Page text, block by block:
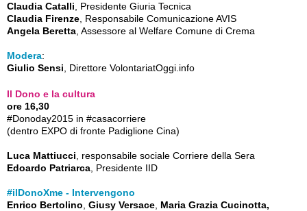
Claudia Catalli , Presidente Giuria Tecnica
Claudia Firenze , Responsabile Comunicazione AVIS
Angela Beretta , Assessore al Welfare Comune di Crema
Modera:
Giulio Sensi , Direttore VolontariatOggi.info
Il Dono e la cultura
ore 16,30
#Donoday2015 in #casacorriere
(dentro EXPO di fronte Padiglione Cina)
Luca Mattiucci , responsabile sociale Corriere della Sera
Edoardo Patriarca , Presidente IID
#ilDonoXme - Intervengono
Enrico Bertolino Giusy Versace Maria Grazia Cucinotta,